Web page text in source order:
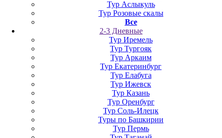
Тур Аслыкуль
Тур Розовые скалы
Все
2-3 Дневные
Тур Иремель
Тур Тургояк
Тур Аркаим
Тур Екатеринбург
Тур Елабуга
Тур Ижевск
Тур Казань
Тур Оренбург
Тур Соль-Илецк
Туры по Башкирии
Тур Пермь